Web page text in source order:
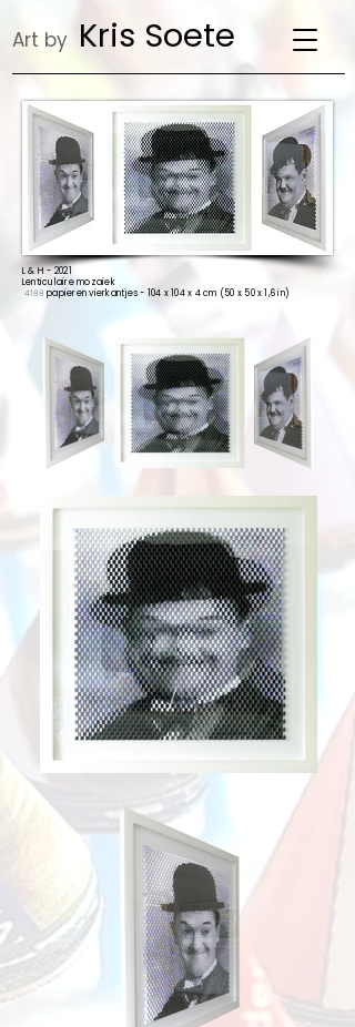
Art by Kris Soete
L & H - 2021
Lenticulaire mozaiek
4188 papieren vierkantjes - 104 x 104 x 4 cm (50 x 50 x 1,6 in)